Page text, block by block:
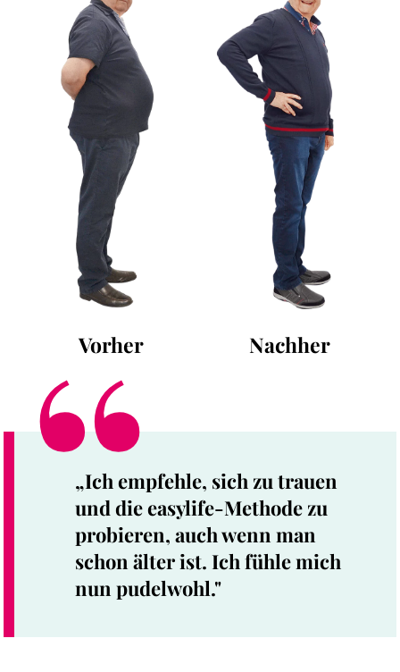
Vorher Nachher
„Ich empfehle, sich zu trauen
und die easylife-Methode zu
probieren, auch wenn man
schon älter ist. Ich fühle mich
nun pudelwohl."